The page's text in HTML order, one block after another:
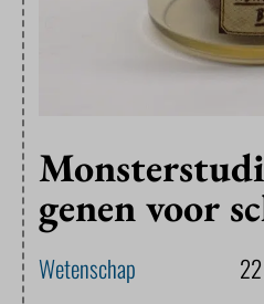
genen voor
Wetenschap